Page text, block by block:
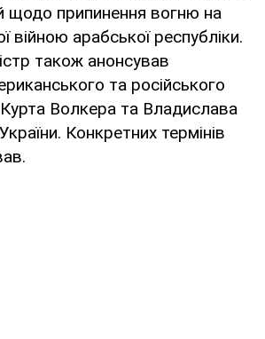
щодо припинення вогню на
війною арабської республіки.
також анонсував
та російського
Волкера та Владислава
Конкретних термінів